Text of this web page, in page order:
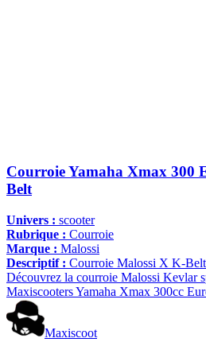
Courroie Yamaha Xmax 300
Belt
Univers : scooter
Rubrique : Courroie
Marque : Malossi
Descriptif : Courroie Malossi X K-
Découvrez la courroie Malossi Kevlar
Maxiscooters Yamaha Xmax 300cc
Maxiscoot